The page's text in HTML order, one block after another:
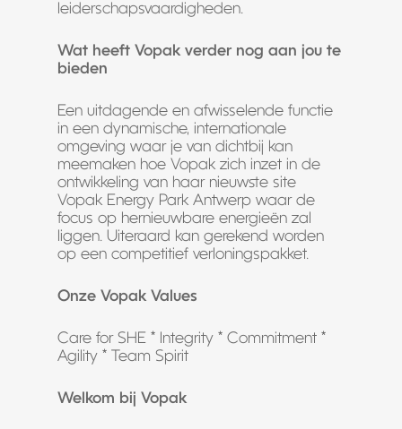
leiderschapsvaardigheden.
Wat heeft Vopak verder nog aan jou te
bieden
Een uitdagende en afwisselende functie
in een dynamische, internationale
omgeving waar je van dichtbij kan
meemaken hoe Vopak zich inzet in de
ontwikkeling van haar nieuwste site
Vopak Energy Park Antwerp waar de
focus op hernieuwbare energieën zal
liggen. Uiteraard kan gerekend worden
op een competitief verloningspakket.
Onze Vopak Values
Care for SHE * Integrity * Commitment *
Agility * Team Spirit
Welkom bij Vopak